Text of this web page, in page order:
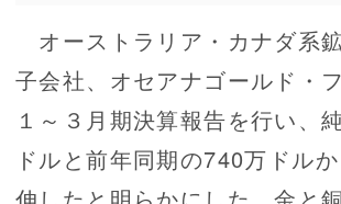
オーストラリア・カナダ系
子会社、オセアナゴールド・
１～３月期決算報告を行い、
ドルと前年同期の740万ドル